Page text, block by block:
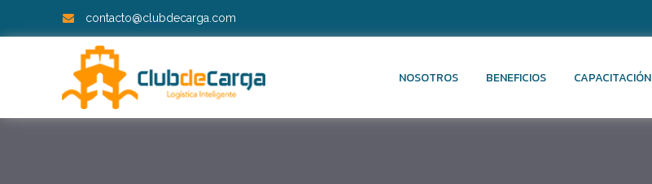
contacto@clubdecarga.com
NOSOTROS BENEFICIOS CAPACITACIÓN